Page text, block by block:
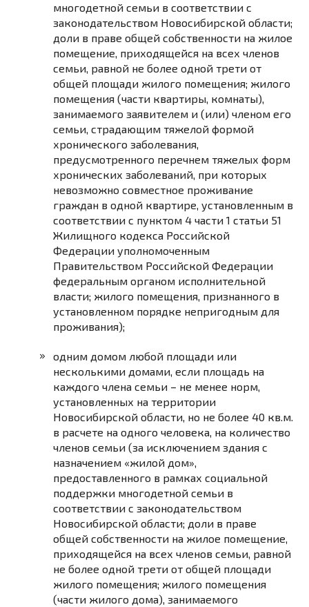
многодетной семьи в соответствии с
законодательством Новосибирской области;
доли в праве общей собственности на жилое
помещение, приходящейся на всех членов
семьи, равной не более одной трети от
общей площади жилого помещения; жилого
помещения (части квартиры, комнаты),
занимаемого заявителем и (или) членом его
семьи, страдающим тяжелой формой
хронического заболевания,
предусмотренного перечнем тяжелых форм
хронических заболеваний, при которых
невозможно совместное проживание
граждан в одной квартире, установленным в
соответствии с пунктом 4 части 1 статьи 51
Жилищного кодекса Российской
Федерации уполномоченным
Правительством Российской Федерации
федеральным органом исполнительной
власти; жилого помещения, признанного в
установленном порядке непригодным для
проживания);
одним домом любой площади или
несколькими домами, если площадь на
каждого члена семьи – не менее норм,
установленных на территории
Новосибирской области, но не более 40 кв.м.
в расчете на одного человека, на количество
членов семьи (за исключением здания с
назначением «жилой дом»,
предоставленного в рамках социальной
поддержки многодетной семьи в
соответствии с законодательством
Новосибирской области; доли в праве
общей собственности на жилое помещение,
приходящейся на всех членов семьи, равной
не более одной трети от общей площади
жилого помещения; жилого помещения
(части жилого дома), занимаемого